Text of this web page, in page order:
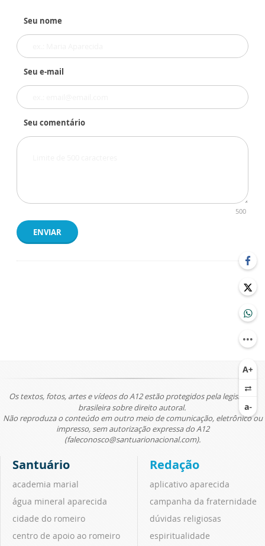
Seu nome
Seu e-mail
Seu comentário
500
ENVIAR
Os textos, fotos, artes e vídeos do A12 estão protegidos pela legislação
brasileira sobre direito autoral.
Não reproduza o conteúdo em outro meio de comunicação, eletrônico ou
impresso, sem autorização expressa do A12
(faleconosco@santuarionacional.com).
Santuário
academia marial
água mineral aparecida
cidade do romeiro
centro de apoio ao romeiro
Redação
aplicativo aparecida
campanha da fraternidade
dúvidas religiosas
espiritualidade